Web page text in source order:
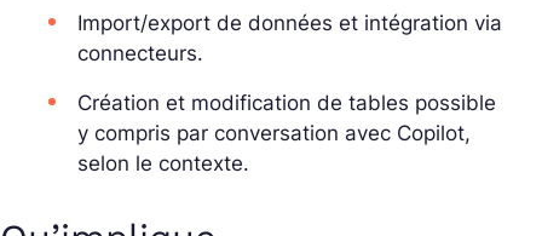
Import/export de données et intégration via
connecteurs.
Création et modification de tables possible
y compris par conversation avec Copilot,
selon le contexte.